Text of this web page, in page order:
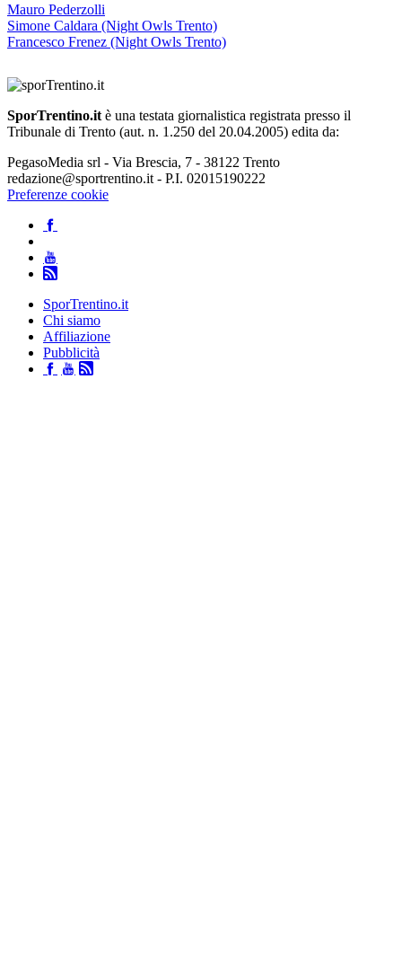
Mauro Pederzolli
Simone Caldara (Night Owls Trento)
Francesco Frenez (Night Owls Trento)
SporTrentino.it è una testata giornalistica registrata presso il
Tribunale di Trento (aut. n. 1.250 del 20.04.2005) edita da:
PegasoMedia srl - Via Brescia, 7 - 38122 Trento
redazione@sportrentino.it - P.I. 02015190222
Preferenze cookie
SporTrentino.it
Chi siamo
Affiliazione
Pubblicità